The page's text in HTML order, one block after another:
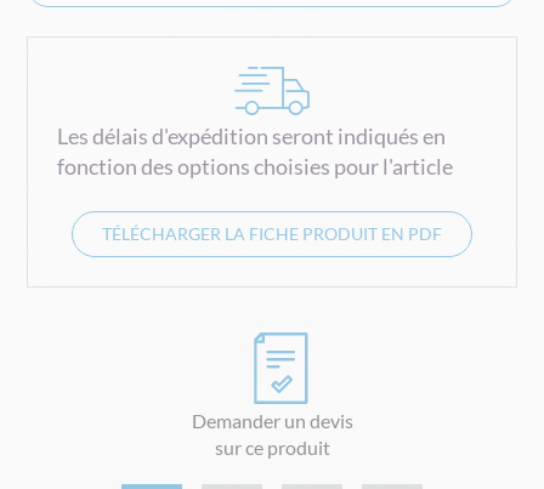
Les délais d'expédition seront indiqués en
fonction des options choisies pour l'article
TÉLÉCHARGER LA FICHE PRODUIT EN PDF
Demander un devis
sur ce produit